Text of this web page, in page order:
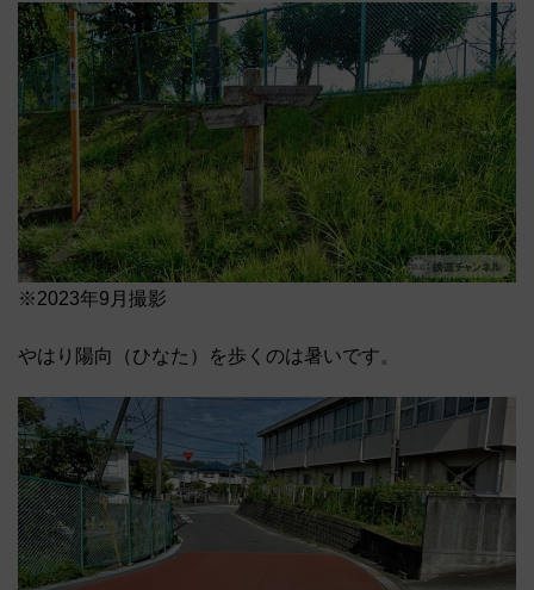
※2023年9月撮影
やはり陽向（ひなた）を歩くのは暑いです。